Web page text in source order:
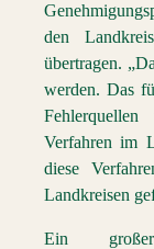
den
übertragen.
werden. Das
Verfahren im
diese
Landkreisen
Ein